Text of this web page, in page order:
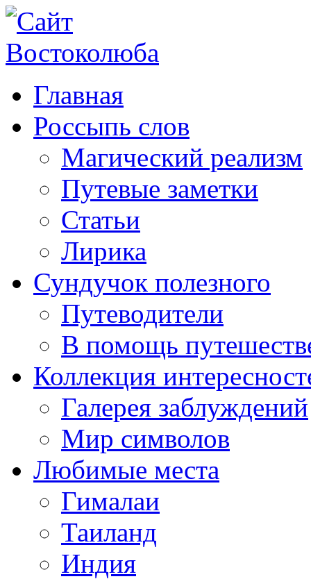
Главная
Россыпь слов
Магический реализм
Путевые заметки
Статьи
Лирика
Сундучок полезного
Путеводители
В помощь
Коллекция
Галерея заблуждений
Мир символов
Любимые места
Гималаи
Таиланд
Индия